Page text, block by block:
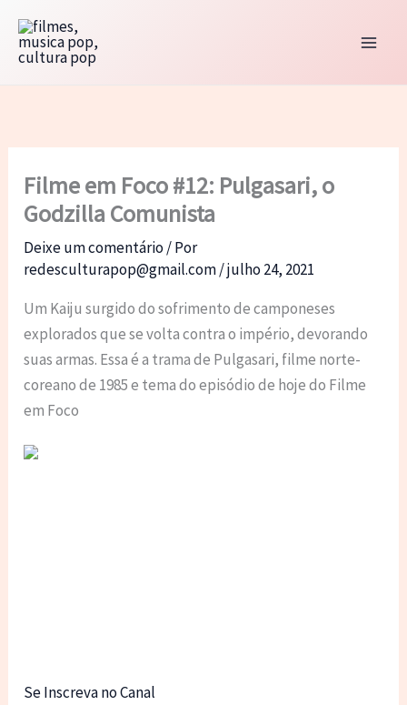
para
Filme em Foco #12: Pulgasari, o
Godzilla Comunista
Deixe um comentário/ Por
redesculturapop@gmail.com/julho 24, 2021
Um Kaiju surgido do sofrimento de camponeses
explorados que se volta contra o império, devorando
suas armas. Essa é a trama de Pulgasari, filme norte-
coreano de 1985 e tema do episódio de hoje do Filme
em Foco
Se Inscreva no Canal